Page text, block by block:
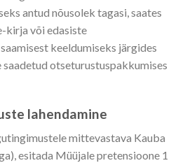
antud nõusolek tagasi, saates
kirja või edasiste
keeldumiseks järgides
otseturustuspakkumises
lahendamine
mittevastava Kauba
esitada Müüjale pretensioone 1